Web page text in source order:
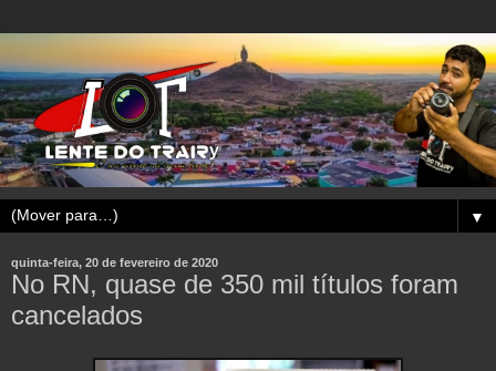
▼
quinta-feira, 20 de fevereiro de 2020
No RN, quase de 350 mil títulos foram
cancelados